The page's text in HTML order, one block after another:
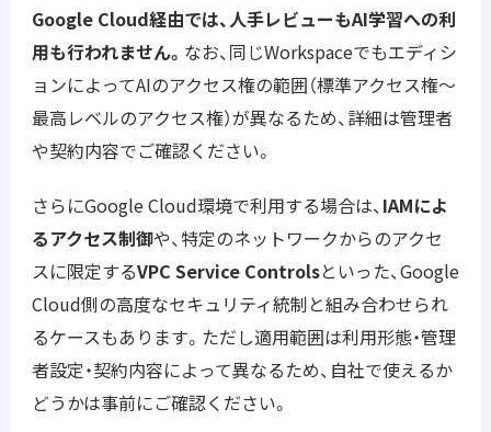
Google Cloud経由では、人手レビューもAI学習への利
用も行われません。 なお、同じWorkspaceでもエディシ
ョンによってAIのアクセス権の範囲（標準アクセス権〜
最高レベルのアクセス権）が異なるため、詳細は管理者
や契約内容でご確認ください。
さらにGoogle Cloud環境で利用する場合は、IAMによ
るアクセス制御や、特定のネットワークからのアクセ
スに限定するVPC Service Controlsといった、Google
Cloud側の高度なセキュリティ統制と組み合わせられ
るケースもあります。ただし適用範囲は利用形態・管理
者設定・契約内容によって異なるため、自社で使えるか
どうかは事前にご確認ください。